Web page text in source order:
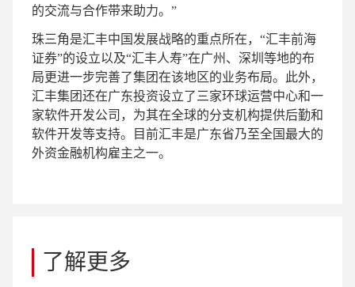
的交流与合作带来助力。”
珠三角是汇丰中国发展战略的重点所在，“汇丰前海
证券”的设立以及“汇丰人寿”在广州、深圳等地的布
局更进一步完善了集团在该地区的业务布局。此外，
汇丰集团还在广东投资设立了三家环球运营中心和一
家软件开发公司，为其在全球的分支机构提供后勤和
软件开发等支持。目前汇丰是广东省乃至全国最大的
外资金融机构雇主之一。
了解更多